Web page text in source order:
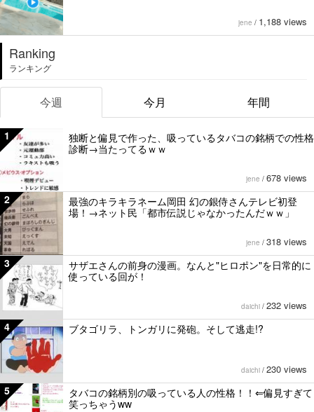
jene / 1,188 views
Ranking
ランキング
今週 今月 年間
1
独断と偏見で作った、吸っているタバコの銘柄での性格
診断→当たってるｗｗ
jene / 678 views
2
最強のキラキラネーム岡田 幻の銀侍さんテレビ初登
場！→ネット民「都市伝説じゃなかったんだｗｗ」
jene / 318 views
3
サザエさんの前身の漫画。なんと"ヒロポン"を日常的に
使っている回が！
daichi / 232 views
4 ブタゴリラ、トンガリに発砲。そして逃走!?
daichi / 230 views
5
タバコの銘柄別の吸っている人の性格！！⇐偏見すぎて
笑っちゃうww